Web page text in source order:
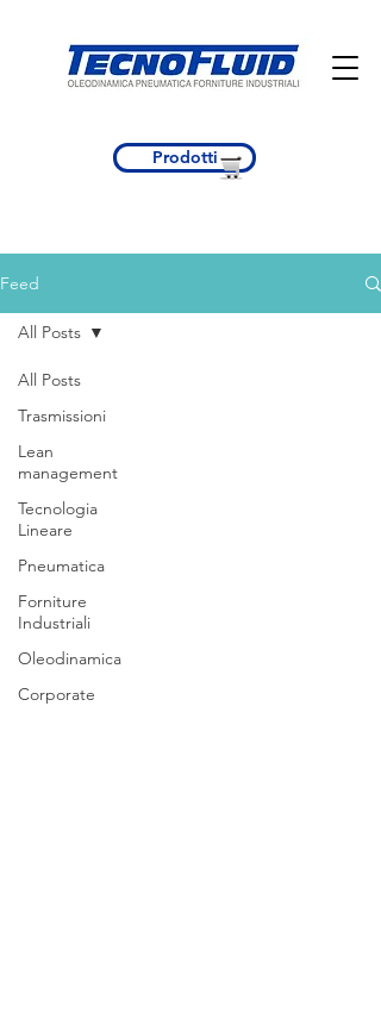
Prodotti
Feed
All Posts
Trasmissioni
Lean
management
Tecnologia
Lineare
Pneumatica
Forniture
Industriali
Oleodinamica
Corporate
All Posts